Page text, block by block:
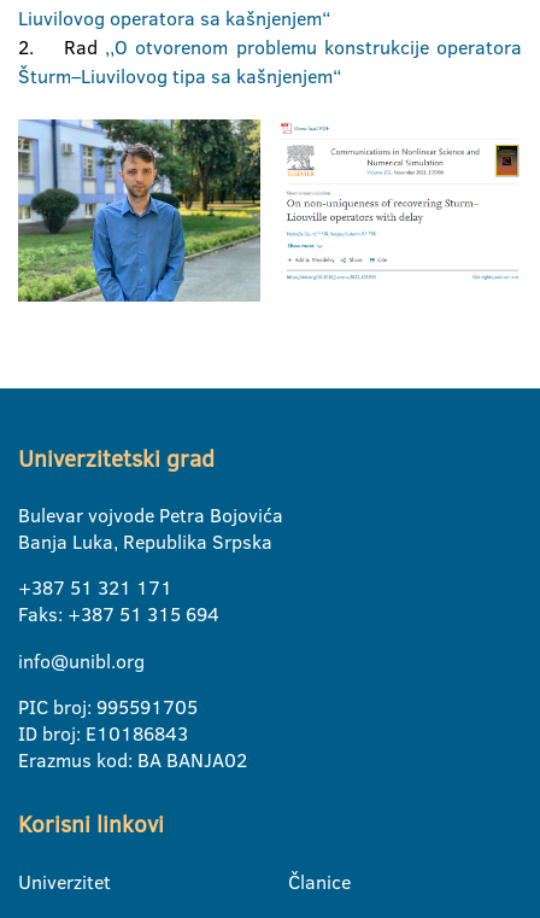
Liuvilovog operatora sa kašnjenjem“
2. Rad ,,O otvorenom problemu konstrukcije operatora
Šturm–Liuvilovog tipa sa kašnjenjem“
Univerzitetski grad
Bulevar vojvode Petra Bojovića
Banja Luka, Republika Srpska
+387 51 321 171
Faks: +387 51 315 694
info@unibl.org
PIC broj: 995591705
ID broj: E10186843
Erazmus kod: BA BANJA02
Korisni linkovi
Univerzitet
Članice